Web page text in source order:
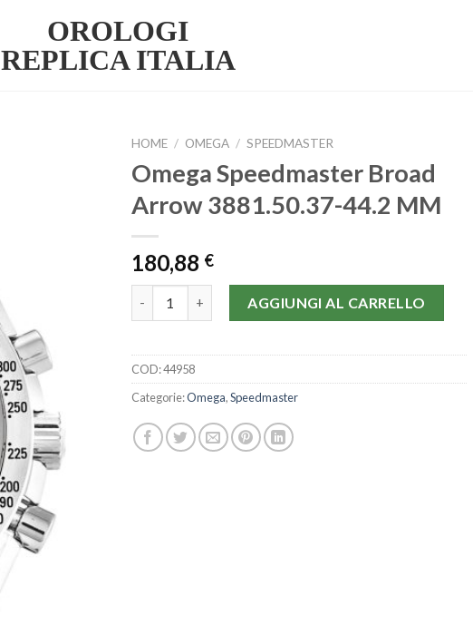
OROLOGI
REPLICA ITALIA
HOME / OMEGA / SPEEDMASTER
Omega Speedmaster Broad
Arrow 3881.50.37-44.2 MM
180,88 €
AGGIUNGI AL CARRELLO
COD:44958
Categorie:Omega,Speedmaster